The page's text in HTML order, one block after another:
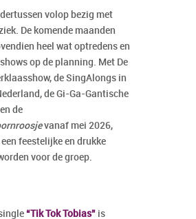
volop bezig met
De komende maanden
heel wat optredens en
op de planning. Met De
de SingAlongs in
de Gi-Ga-Gantische
de
vanaf mei 2026,
feestelijke en drukke
voor de groep.
“Tik Tok Tobias” is